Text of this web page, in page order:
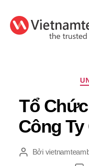
Tổ
Công
TácBởi